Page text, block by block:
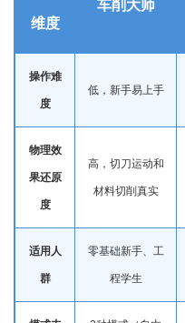
维度
车削大师
操作难
度
低，新手易上手
物理效
果还原
度
高，切刀运动和
材料切削真实
适用人
群
零基础新手、工
程学生